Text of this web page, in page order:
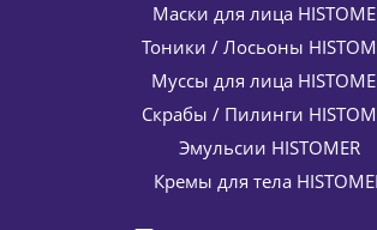
Маски для лица
Тоники / Лосьоны
Муссы для лица
Скрабы / Пилинги
Эмульсии HISTOMER
Кремы для тела